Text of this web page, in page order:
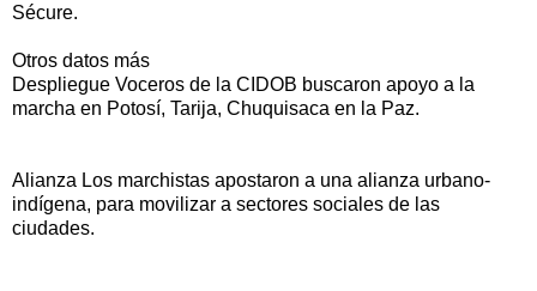
Sécure.
Otros datos más
Despliegue Voceros de la CIDOB buscaron apoyo a la
marcha en Potosí, Tarija, Chuquisaca en la Paz.
Alianza Los marchistas apostaron a una alianza urbano-
indígena, para movilizar a sectores sociales de las
ciudades.